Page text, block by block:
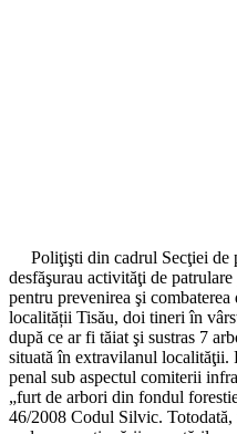
Poliţişti din cadrul Secţiei de
desfăşurau activităţi de
pentru prevenirea şi
localității Tisău, doi tineri în
după ce ar fi tăiat şi sustras 7
situată în extravilanul localităţii.
penal sub aspectul comiterii
„furt de arbori din fondul
46/2008 Codul Silvic.